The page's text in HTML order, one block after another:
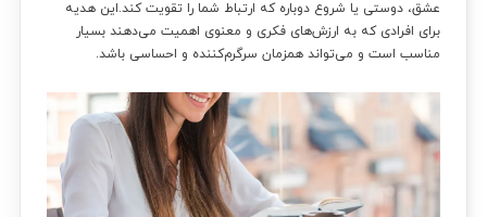
عشق، دوستی یا شروع دوباره که ارتباط شما را تقویت کند.این هدیه
برای افرادی که به ارزش‌های فکری و معنوی اهمیت می‌دهند بسیار
مناسب است و می‌تواند همزمان سرگرم‌کننده و احساسی باشد.